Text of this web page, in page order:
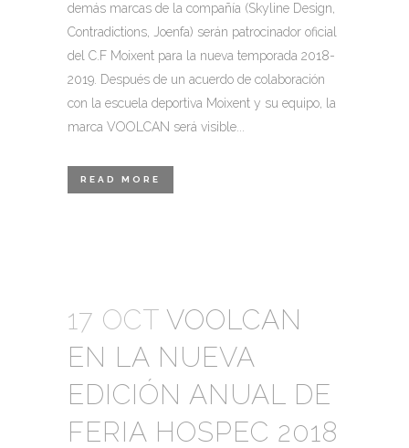
demás marcas de la compañía (Skyline Design,
Contradictions, Joenfa) serán patrocinador oficial
del C.F Moixent para la nueva temporada 2018-
2019. Después de un acuerdo de colaboración
con la escuela deportiva Moixent y su equipo, la
marca VOOLCAN será visible...
READ MORE
17 OCT VOOLCAN
EN LA NUEVA
EDICIÓN ANUAL DE
FERIA HOSPEC 2018